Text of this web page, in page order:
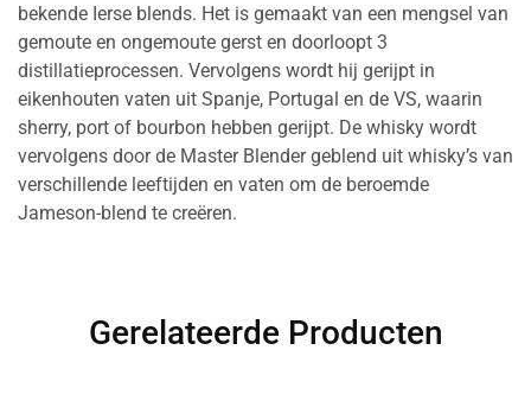
bekende Ierse blends. Het is gemaakt van een mengsel van
gemoute en ongemoute gerst en doorloopt 3
distillatieprocessen. Vervolgens wordt hij gerijpt in
eikenhouten vaten uit Spanje, Portugal en de VS, waarin
sherry, port of bourbon hebben gerijpt. De whisky wordt
vervolgens door de Master Blender geblend uit whisky’s van
verschillende leeftijden en vaten om de beroemde
Jameson-blend te creëren.
Gerelateerde Producten